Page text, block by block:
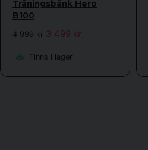
Träningsbänk Hero
B100
4 999 kr 3 499 kr
Finns i lager